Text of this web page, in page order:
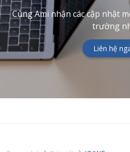
Cùng Ami nhận các cập nhật
trường
Liên hệ